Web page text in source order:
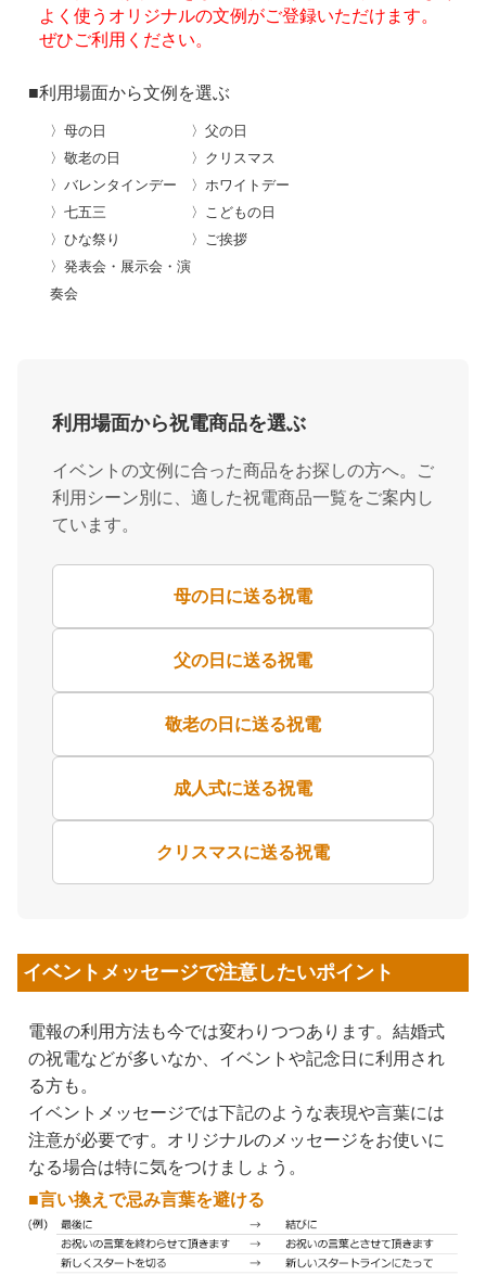
よく使うオリジナルの文例がご登録いただけます。
ぜひご利用ください。
■利用場面から文例を選ぶ
〉母の日
〉父の日
〉敬老の日
〉クリスマス
〉バレンタインデー
〉ホワイトデー
〉七五三
〉こどもの日
〉ひな祭り
〉ご挨拶
〉発表会・展示会・演
奏会
利用場面から祝電商品を選ぶ
イベントの文例に合った商品をお探しの方へ。ご
利用シーン別に、適した祝電商品一覧をご案内し
ています。
母の日に送る祝電
父の日に送る祝電
敬老の日に送る祝電
成人式に送る祝電
クリスマスに送る祝電
イベントメッセージで注意したいポイント
電報の利用方法も今では変わりつつあります。結婚式
の祝電などが多いなか、イベントや記念日に利用され
る方も。
イベントメッセージでは下記のような表現や言葉には
注意が必要です。オリジナルのメッセージをお使いに
なる場合は特に気をつけましょう。
■言い換えで忌み言葉を避ける